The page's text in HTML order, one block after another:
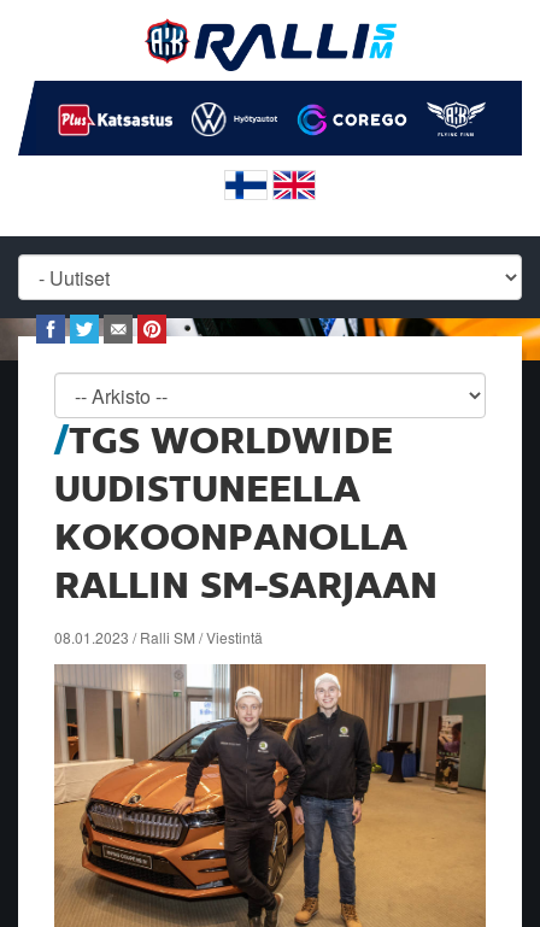
TGS WORLDWIDE
UUDISTUNEELLA
KOKOONPANOLLA
RALLIN SM-SARJAAN
08.01.2023 / Ralli SM / Viestintä